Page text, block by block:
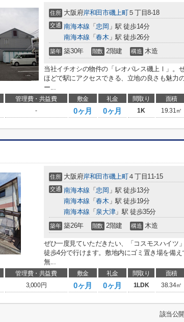
住所 大阪府岸和田市磯上町５丁目8-18
交通 南海本線 「忠岡 」駅 徒歩14分
南海本線 「春木 」駅 徒歩26分
築年 築30年 階数 2階建 構造 木造
当社イチオシの物件の「レオパレス磯上Ⅰ」。
ほどで駅にアクセスできる、立地の良さも魅力
ー...
管理費・共益費 敷金 礼金 間取り 面積
- 0ヶ月 0ヶ月 1K 19.31㎡
住所 大阪府岸和田市磯上町４丁目11-15
交通 南海本線 「忠岡 」駅 徒歩13分
南海本線 「春木 」駅 徒歩19分
南海本線 「 泉大津」駅 徒歩35分
築年 築26年 階数 2階建 構造 木造
ぜひ一度見ていただきたい、「コスモスハイツ
徒歩4分で行けます。敷地内にゴミ置き場を備
無...
管理費・共益費 敷金 礼金 間取り 面積
3,000円 0ヶ月 0ヶ月 1LDK 38.34㎡
該当公